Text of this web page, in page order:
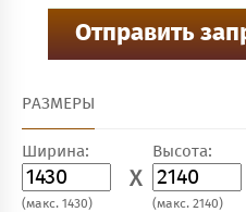
РАЗМЕРЫ
Ширина:
X
(макс. 1430)
Высота:
(макс. 2140)